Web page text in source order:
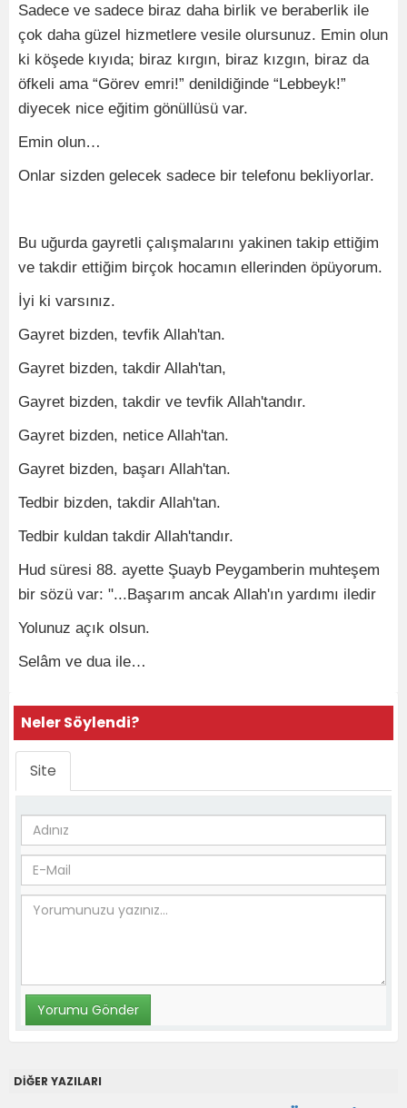
Sadece ve sadece biraz daha birlik ve beraberlik ile
çok daha güzel hizmetlere vesile olursunuz. Emin olun
ki köşede kıyıda; biraz kırgın, biraz kızgın, biraz da
öfkeli ama “Görev emri!” denildiğinde “Lebbeyk!”
diyecek nice eğitim gönüllüsü var.
Emin olun…
Onlar sizden gelecek sadece bir telefonu bekliyorlar.
Bu uğurda gayretli çalışmalarını yakinen takip ettiğim
ve takdir ettiğim birçok hocamın ellerinden öpüyorum.
İyi ki varsınız.
Gayret bizden, tevfik Allah'tan.
Gayret bizden, takdir Allah'tan,
Gayret bizden, takdir ve tevfik Allah'tandır.
Gayret bizden, netice Allah'tan.
Gayret bizden, başarı Allah'tan.
Tedbir bizden, takdir Allah'tan.
Tedbir kuldan takdir Allah'tandır.
Hud süresi 88. ayette Şuayb Peygamberin muhteşem
bir sözü var: "...Başarım ancak Allah'ın yardımı iledir
Yolunuz açık olsun.
Selâm ve dua ile…
Neler Söylendi?
Site
DİĞER YAZILARI